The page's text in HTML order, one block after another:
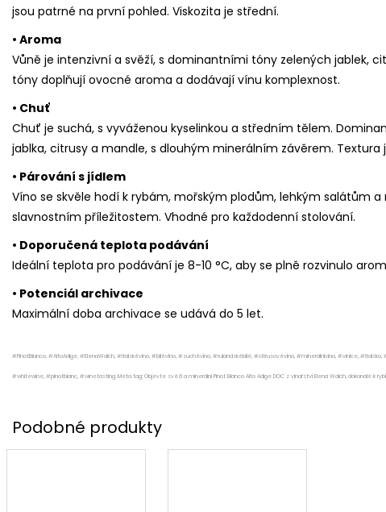
jsou patrné na první pohled. Viskozita je střední.
• Aroma
Vůně je intenzivní a svěží, s dominantními tóny zelených jablek,
tóny doplňují ovocné aroma a dodávají vínu komplexnost.
• Chuť
Chuť je suchá, s vyváženou kyselinkou a středním tělem.
jablka, citrusy a mandle, s dlouhým minerálním závěrem. Textura
• Párování s jídlem
Víno se skvěle hodí k rybám, mořským plodům, lehkým salátům
slavnostním příležitostem. Vhodné pro každodenní stolování.
• Doporučená teplota podávání
Ideální teplota pro podávání je 8-10 °C, aby se plně rozvinulo
• Potenciál archivace
Maximální doba archivace se udává do 5 let.
#PinotBianco, #AltoAdige, #ElenaWalch, #italskévíno, #bílévíno, #suchévíno, #rulandskébílé, #citrusovévíno, #minerálnívíno, #vinice,
#whitewine, #pinotblanc, #winetasting. Meta tag: Objevte svěží a minerální Pinot Bianco Alto Adige DOC z vinařství Elena Walch, dokonalé k